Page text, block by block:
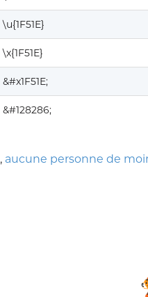
\u{1F51E}
\x{1F51E}
&#x1F51E;
&#128286;
, aucune personne de